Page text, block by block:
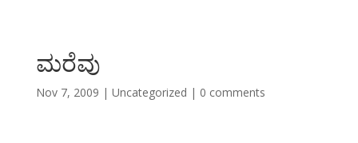
ಮರೆವು
Nov 7, 2009 | Uncategorized | 0 comments